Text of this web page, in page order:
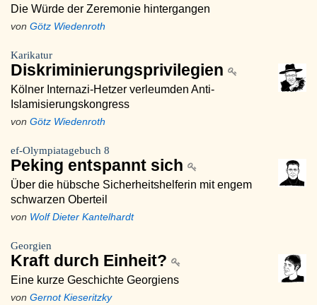
Die Würde der Zeremonie hintergangen
von Götz Wiedenroth
Karikatur
Diskriminierungsprivilegien
Kölner Internazi-Hetzer verleumden Anti-
Islamisierungskongress
von Götz Wiedenroth
ef-Olympiatagebuch 8
Peking entspannt sich
Über die hübsche Sicherheitshelferin mit engem
schwarzen Oberteil
von Wolf Dieter Kantelhardt
Georgien
Kraft durch Einheit?
Eine kurze Geschichte Georgiens
von Gernot Kieseritzky